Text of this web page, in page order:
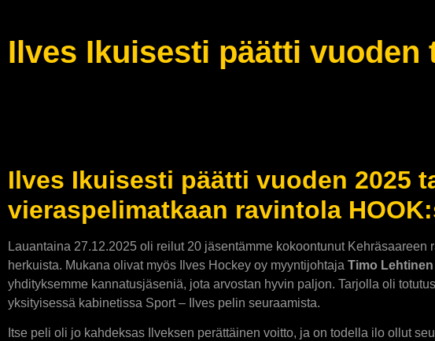
Ilves Ikuisesti päätti vuoden
Ilves Ikuisesti päätti vuoden 2025
vieraspelimatkaan ravintola
Lauantaina 27.12.2025 oli reilut 20 jäsentämme kokoontunut
herkuista. Mukana olivat myös Ilves Hockey oy myyntijohtaja Timo Lehtinen
yhdityksemme kannatusjäseniä, jota arvostan hyvin paljon. Tarjolla oli
yksityisessä kabinetissa Sport – Ilves pelin seuraamista.
Itse peli oli jo kahdeksas Ilveksen perättäinen voitto, ja on todella ilo ollut